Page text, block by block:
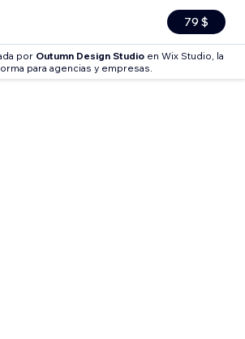
79 $
por Outumn Design Studioen Wix Studio, la
para agencias y empresas.